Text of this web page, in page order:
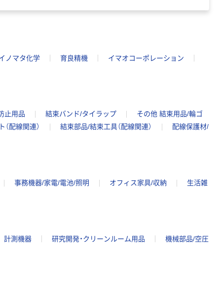
ノマタ化学 育良精機
イマオコーポレーション
止用品 結束バンド/タイラップ
その他 結束用品/輪ゴ
配線関連） 結束部品/結束工具（配線関連）
配線保護材/
事務機器/家電/電池/照明 オフィス家具/収納
生活雑
計測機器 研究開発・クリーンルーム用品
機械部品/空圧